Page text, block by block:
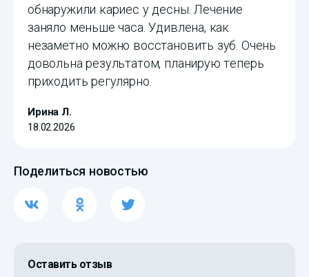
обнаружили кариес у десны. Лечение
заняло меньше часа. Удивлена, как
незаметно можно восстановить зуб. Очень
довольна результатом, планирую теперь
приходить регулярно.
Ирина Л.
18.02.2026
Поделиться новостью
Оставить отзыв